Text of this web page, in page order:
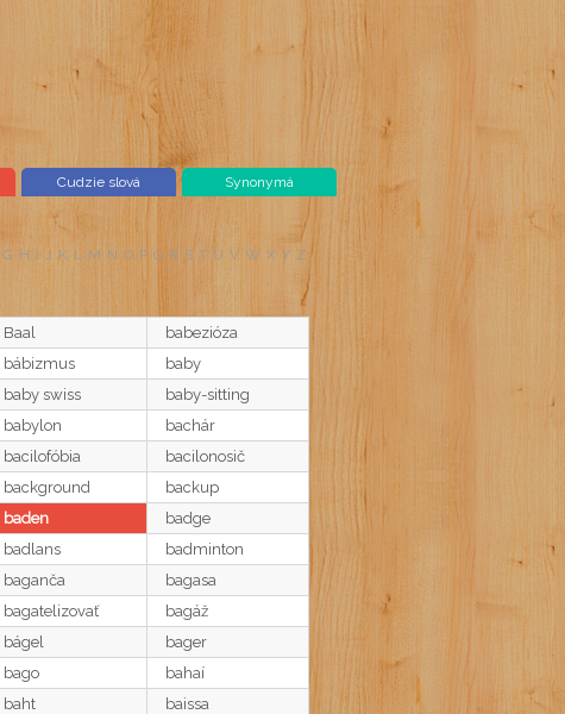
Cudzie slová Synonymá
G H I J K L M N O P Q R S T U V W X Y Z
Baal
babezióza
bábizmus
baby
baby swiss
baby-sitting
babylon
bachár
bacilofóbia
bacilonosič
background
backup
baden
badge
badlans
badminton
baganča
bagasa
bagatelizovať
bagáž
bágel
bager
bago
bahaí
baht
baissa